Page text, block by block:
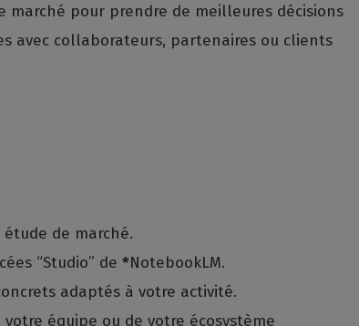
marché pour prendre de meilleures décisions
avec collaborateurs, partenaires ou clients
de marché.
“Studio” de *NotebookLM.
adaptés à votre activité.
équipe ou de votre écosystème